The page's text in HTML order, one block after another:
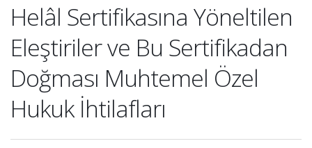
Helâl Sertifikasına Yöneltilen
Eleştiriler ve Bu Sertifikadan
Doğması Muhtemel Özel
Hukuk İhtilafları